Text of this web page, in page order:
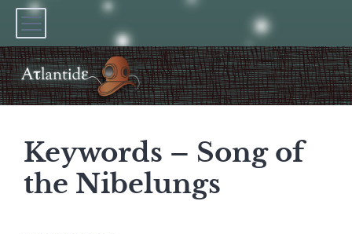
Keywords – Song of
the Nibelungs